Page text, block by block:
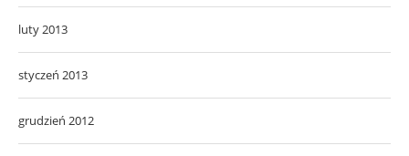
luty 2013
styczeń 2013
grudzień 2012